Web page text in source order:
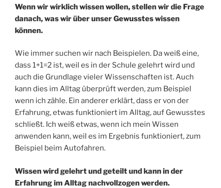
Wenn wir wirklich wissen wollen, stellen wir die Frage
danach, was wir über unser Gewusstes wissen
können.
Wie immer suchen wir nach Beispielen. Da weiß eine,
dass 1+1=2 ist, weil es in der Schule gelehrt wird und
auch die Grundlage vieler Wissenschaften ist. Auch
kann dies im Alltag überprüft werden, zum Beispiel
wenn ich zähle. Ein anderer erklärt, dass er von der
Erfahrung, etwas funktioniert im Alltag, auf Gewusstes
schließt. Ich weiß etwas, wenn ich mein Wissen
anwenden kann, weil es im Ergebnis funktioniert, zum
Beispiel beim Autofahren.
Wissen wird gelehrt und geteilt und kann in der
Erfahrung im Alltag nachvollzogen werden.